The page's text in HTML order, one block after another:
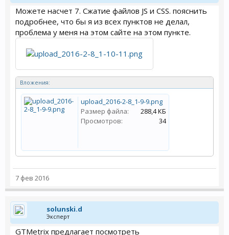
Можете насчет 7. Сжатие файлов JS и CSS. пояснить
подробнее, что бы я из всех пунктов не делал,
проблема у меня на этом сайте на этом пункте.
Вложения:
upload_2016-2-8_1-9-9.png
Размер файла:
288,4 КБ
Просмотров:
34
7 фев 2016
solunski.d
Эксперт
GTMetrix предлагает посмотреть